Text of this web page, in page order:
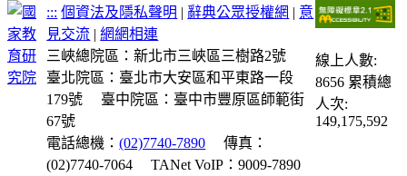
::: 個資法及隱私聲明 | 辭典公眾授權網 | 意
見交流 |網網相連
三峽總院區：新北市三峽區三樹路2號
臺北院區：臺北市大安區和平東路一段
179號
臺中院區：臺中市豐原區師範街
67號
電話總機：(02)7740-7890
傳真：
(02)7740-7064
TANet VoIP：9009-7890
線上人數:
8656 累積總
人次:
149,175,592